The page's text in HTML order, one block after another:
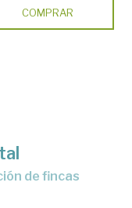
COMPRAR
de fincas